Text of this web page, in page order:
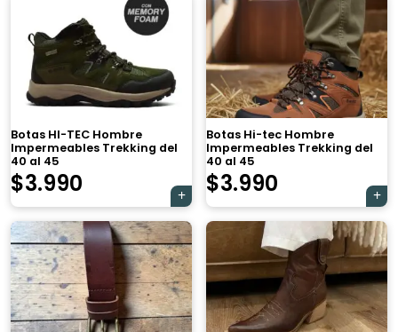
Botas HI-TEC Hombre
Impermeables Trekking del
40 al 45
$3.990
Botas Hi-tec Hombre
Impermeables Trekking del
40 al 45
$3.990